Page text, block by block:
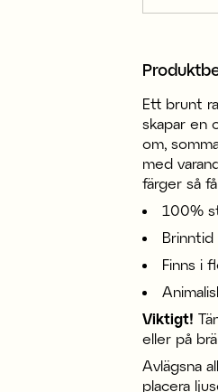
Ett brunt
skapar en
om,
med
färger så
100%
Finns i
Viktigt!
eller på
Avlägsna
placera